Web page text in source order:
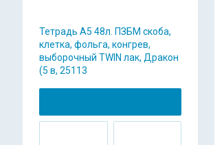
Тетрадь А5 48л. ПЗБМ скоба,
клетка, фольга, конгрев,
выборочный TWIN лак, Дракон
(5 в, 25113